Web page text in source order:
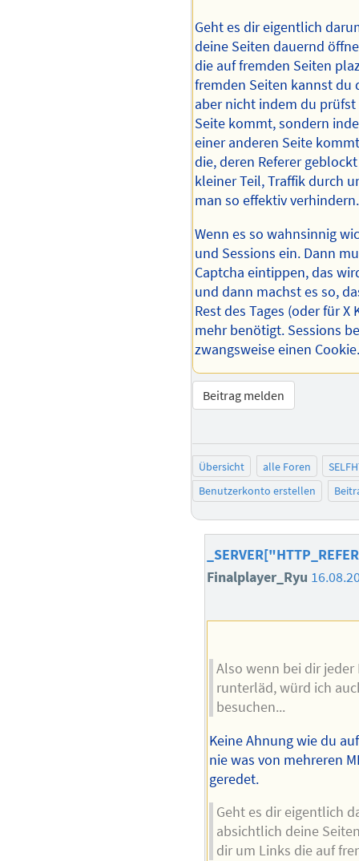
Geht es dir eigentlich
deine Seiten dauernd
die auf fremden Seiten
fremden Seiten kannst du
aber nicht indem du
Seite kommt, sondern
einer anderen Seite
die, deren Referer
kleiner Teil, Traffik durch
man so effektiv verhindern.
Wenn es so wahnsinnig
und Sessions ein. Dann
Captcha eintippen, das
und dann machst es so,
Rest des Tages (oder für
mehr benötigt. Sessions
zwangsweise einen
Beitrag melden
Übersicht alle Foren
Benutzerkonto erstellen
Finalplayer_Ryu
Also wenn bei dir jeder
runterläd, würd ich
besuchen...
Keine Ahnung wie du
nie was von mehreren
geredet.
Geht es dir eigentlich
absichtlich deine
dir um Links die auf